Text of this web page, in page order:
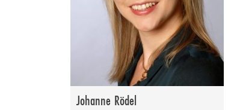
Johanne Rödel